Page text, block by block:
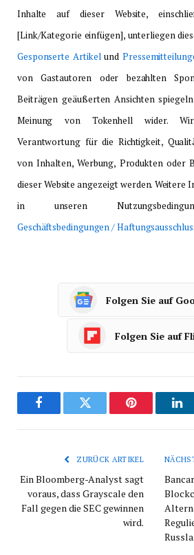
Inhalte auf dieser Website,
[Link/Kategorie einfügen], unterliegen
Gesponserte Artikelund
von Gastautoren oder bezahlten
Beiträgen geäußerten Ansichten
Meinung von Tokenhell wider.
Verantwortung für die Richtigkeit,
von Inhalten, Werbung, Produkten oder
dieser Website angezeigt werden. Weitere
in unseren
Geschäftsbedingungen /
Folgen Sie auf
Folgen Sie auf
FacebookTwitter Pinterest
ZURÜCK ARTIKEL
Ein Bloomberg-Analyst sagt
voraus, dass Grayscale den
Fall gegen die SEC gewinnen
wird.